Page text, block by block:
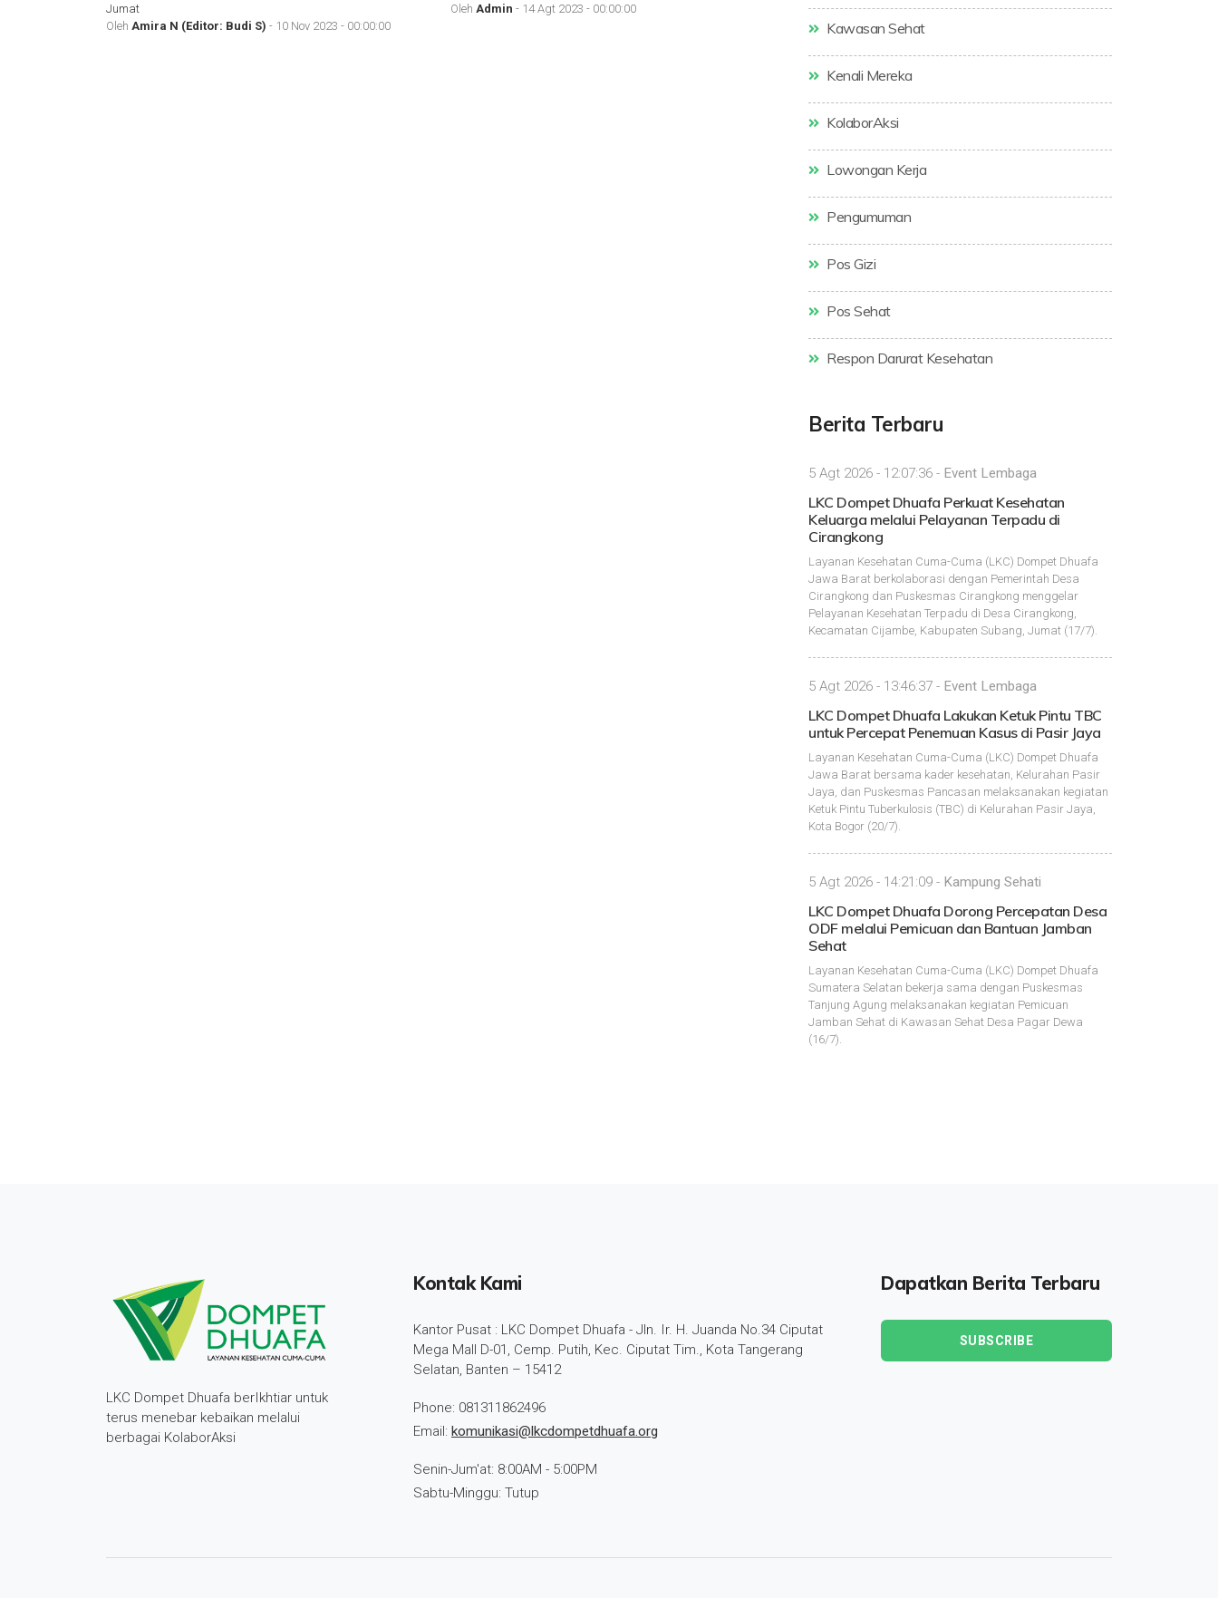
Jumat
Oleh Amira N (Editor: Budi S) - 10 Nov 2023 - 00:00:00
Oleh Admin - 14 Agt 2023 - 00:00:00
Kawasan Sehat
Kenali Mereka
KolaborAksi
Lowongan Kerja
Pengumuman
Pos Gizi
Pos Sehat
Respon Darurat Kesehatan
Berita Terbaru
5 Agt 2026 - 12:07:36 - Event Lembaga
LKC Dompet Dhuafa Perkuat Kesehatan
Keluarga melalui Pelayanan Terpadu di
Cirangkong
Layanan Kesehatan Cuma-Cuma (LKC) Dompet Dhuafa
Jawa Barat berkolaborasi dengan Pemerintah Desa
Cirangkong dan Puskesmas Cirangkong menggelar
Pelayanan Kesehatan Terpadu di Desa Cirangkong,
Kecamatan Cijambe, Kabupaten Subang, Jumat (17/7).
5 Agt 2026 - 13:46:37 - Event Lembaga
LKC Dompet Dhuafa Lakukan Ketuk Pintu TBC
untuk Percepat Penemuan Kasus di Pasir Jaya
Layanan Kesehatan Cuma-Cuma (LKC) Dompet Dhuafa
Jawa Barat bersama kader kesehatan, Kelurahan Pasir
Jaya, dan Puskesmas Pancasan melaksanakan kegiatan
Ketuk Pintu Tuberkulosis (TBC) di Kelurahan Pasir Jaya,
Kota Bogor (20/7).
5 Agt 2026 - 14:21:09 - Kampung Sehati
LKC Dompet Dhuafa Dorong Percepatan Desa
ODF melalui Pemicuan dan Bantuan Jamban
Sehat
Layanan Kesehatan Cuma-Cuma (LKC) Dompet Dhuafa
Sumatera Selatan bekerja sama dengan Puskesmas
Tanjung Agung melaksanakan kegiatan Pemicuan
Jamban Sehat di Kawasan Sehat Desa Pagar Dewa
(16/7).
LKC Dompet Dhuafa berIkhtiar untuk
terus menebar kebaikan melalui
berbagai KolaborAksi
Kontak Kami
Kantor Pusat : LKC Dompet Dhuafa - Jln. Ir. H. Juanda No.34 Ciputat
Mega Mall D-01, Cemp. Putih, Kec. Ciputat Tim., Kota Tangerang
Selatan, Banten – 15412
Phone: 081311862496
Email: komunikasi@lkcdompetdhuafa.org
Senin-Jum'at: 8:00AM - 5:00PM
Sabtu-Minggu: Tutup
Dapatkan Berita Terbaru
SUBSCRIBE